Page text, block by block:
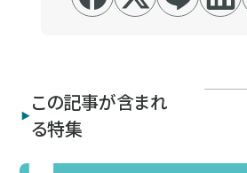
この記事が含まれ
る特集